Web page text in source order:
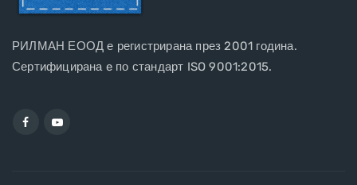
РИЛМАН ЕООД е регистрирана през 2001 година.
Сертифицирана e по стандарт ISO 9001:2015.